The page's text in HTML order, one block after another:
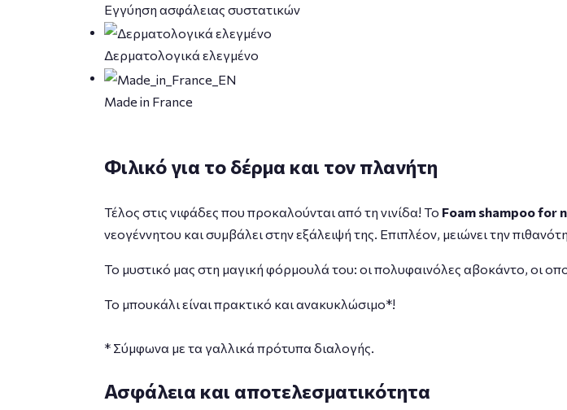
Εγγύηση ασφάλειας συστατικών
Δερματολογικά ελεγμένο
Made in France
Φιλικό για το δέρμα και τον πλανήτη
Τέλος στις νιφάδες που προκαλούνται από τη νινίδα! Το Foam shampoo for
νεογέννητου και συμβάλει στην εξάλειψή της. Επιπλέον, μειώνει την
Το μυστικό μας στη μαγική φόρμουλά του: οι πολυφαινόλες αβοκάντο, οι
Το μπουκάλι είναι πρακτικό και ανακυκλώσιμο*!
* Σύμφωνα με τα γαλλικά πρότυπα διαλογής.
Ασφάλεια και αποτελεσματικότητα